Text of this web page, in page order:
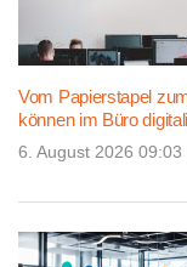
Vom Papierstapel
können im Büro
6. August 2026 09:03